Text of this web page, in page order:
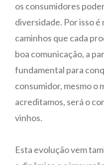
os consumidores
diversidade. Por isso
caminhos que cada
boa comunicação, a
fundamental para
consumidor, mesmo o
acreditamos, será o
vinhos.
Esta evolução vem